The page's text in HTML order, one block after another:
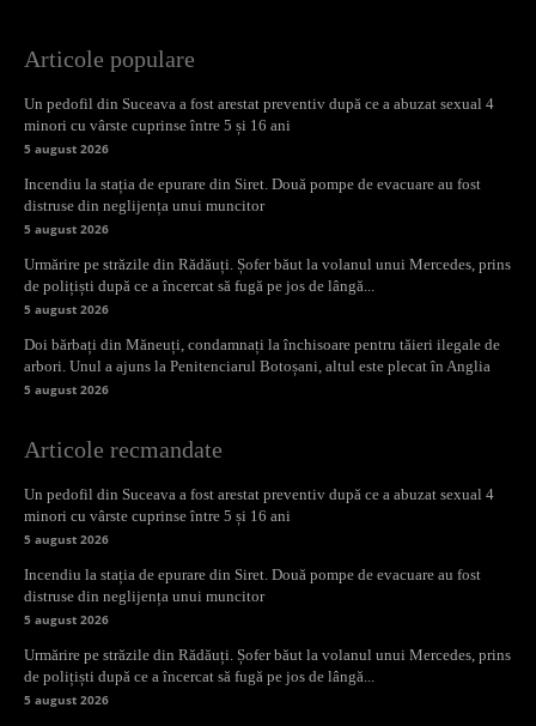
Articole populare
Un pedofil din Suceava a fost arestat preventiv după ce a abuzat sexual 4
minori cu vârste cuprinse între 5 și 16 ani
5 august 2026
Incendiu la stația de epurare din Siret. Două pompe de evacuare au fost
distruse din neglijența unui muncitor
5 august 2026
Urmărire pe străzile din Rădăuți. Șofer băut la volanul unui Mercedes, prins
de polițiști după ce a încercat să fugă pe jos de lângă...
5 august 2026
Doi bărbați din Măneuți, condamnați la închisoare pentru tăieri ilegale de
arbori. Unul a ajuns la Penitenciarul Botoșani, altul este plecat în Anglia
5 august 2026
Articole recmandate
Un pedofil din Suceava a fost arestat preventiv după ce a abuzat sexual 4
minori cu vârste cuprinse între 5 și 16 ani
5 august 2026
Incendiu la stația de epurare din Siret. Două pompe de evacuare au fost
distruse din neglijența unui muncitor
5 august 2026
Urmărire pe străzile din Rădăuți. Șofer băut la volanul unui Mercedes, prins
de polițiști după ce a încercat să fugă pe jos de lângă...
5 august 2026